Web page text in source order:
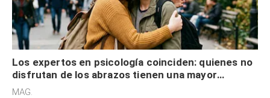
Los expertos en psicología coinciden: quienes no
disfrutan de los abrazos tienen una mayor
sensibilidad a los estímulos físicos y no es por
MAG.